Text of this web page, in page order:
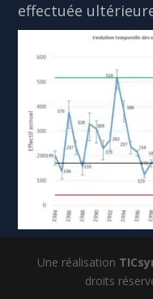
effectuée
Une réalisation
droits